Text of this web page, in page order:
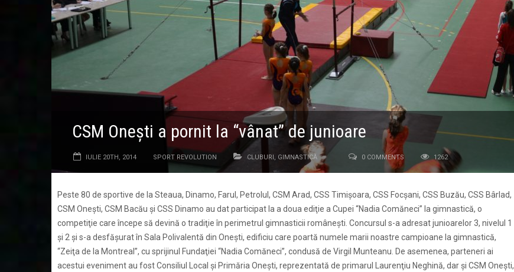
CSM Oneşti a pornit la “vânat” de junioare
IULIE 20TH, 2014 SPORT REVOLUTION CLUBURI, GIMNASTICĂ 0 COMMENTS 1262
Peste 80 de sportive de la Steaua, Dinamo, Farul, Petrolul, CSM Arad, CSS Timişoara, CSS Focşani, CSS Buzău, CSS Bârlad,
CSM Oneşti, CSM Bacău şi CSS Dinamo au dat participat la a doua ediţie a Cupei “Nadia Comăneci” la gimnastică, o
competiţie care începe să devină o tradiţie în perimetrul gimnasticii româneşti. Concursul s-a adresat junioarelor 3, nivelul 1
şi 2 şi s-a desfăşurat în Sala Polivalentă din Oneşti, edificiu care poartă numele marii noastre campioane la gimnastică,
“Zeiţa de la Montreal”, cu sprijinul Fundaţiei “Nadia Comăneci”, condusă de Virgil Munteanu. De asemenea, parteneri ai
acestui eveniment au fost Consiliul Local şi Primăria Oneşti, reprezentată de primarul Laurenţiu Neghină, dar şi CSM Oneşti,